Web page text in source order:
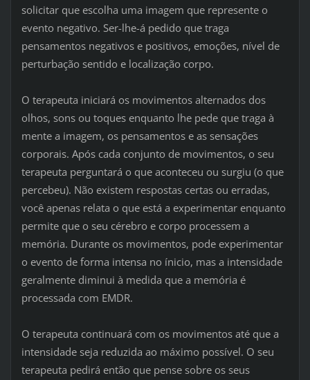
solicitar que escolha uma imagem que represente o
evento negativo. Ser-lhe-á pedido que traga
pensamentos negativos e positivos, emoções, nível de
perturbação sentido e localização corpo.
O terapeuta iniciará os movimentos alternados dos
olhos, sons ou toques enquanto lhe pede que traga à
mente a imagem, os pensamentos e as sensações
corporais. Após cada conjunto de movimentos, o seu
terapeuta perguntará o que aconteceu ou surgiu (o que
percebeu). Não existem respostas certas ou erradas,
você apenas relata o que está a experimentar enquanto
permite que o seu cérebro e corpo processem a
memória. Durante os movimentos, pode experimentar
o evento de forma intensa no ínicio, mas a intensidade
geralmente diminui à medida que a memória é
processada com EMDR.
O terapeuta continuará com os movimentos até que a
intensidade seja reduzida ao máximo possível. O seu
terapeuta pedirá então que pense sobre os seus